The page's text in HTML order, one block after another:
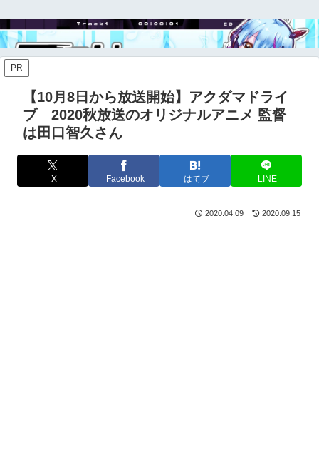
PR
【10月8日から放送開始】アクダマドライ
ブ 2020秋放送のオリジナルアニメ 監督
は田口智久さん
X Facebook はてブ LINE
2020.04.09 2020.09.15